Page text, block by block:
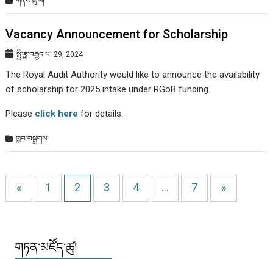
Vacancy Announcement for Scholarship
སྤྱི་ཟླ་བརྒྱད་པ། 29, 2024
The Royal Audit Authority would like to announce the availability
of scholarship for 2025 intake under RGoB funding.
Please click here for details.
ཁྱབ་བསྒྲགས།
« 1 2 3 4 … 7 »
གཏན་མཛོད་ཚུ།